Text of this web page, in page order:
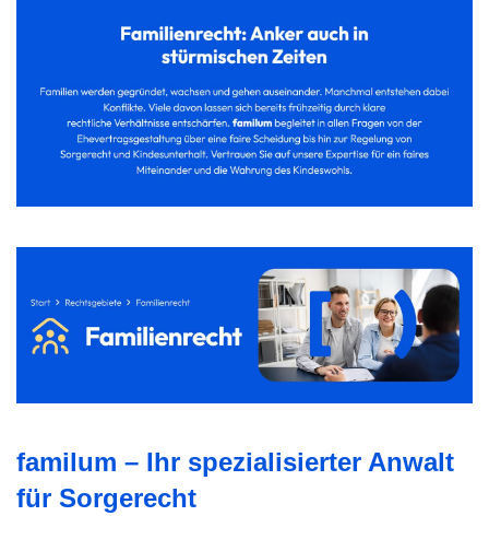
familum – Ihr spezialisierter Anwalt
für Sorgerecht